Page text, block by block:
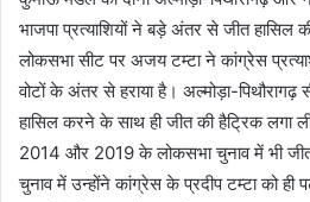
भाजपा प्रत्याशियों ने बड़े अंतर से जीत हासिल
लोकसभा सीट पर अजय टम्टा ने कांग्रेस
वोटों के अंतर से हराया है। अल्मोड़ा-
हासिल करने के साथ ही जीत की हैट्रिक लगा
2014 और 2019 के लोकसभा चुनाव में भी
चुनाव में उन्होंने कांग्रेस के प्रदीप टम्टा को